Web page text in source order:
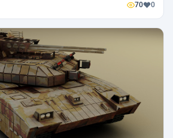
70 0